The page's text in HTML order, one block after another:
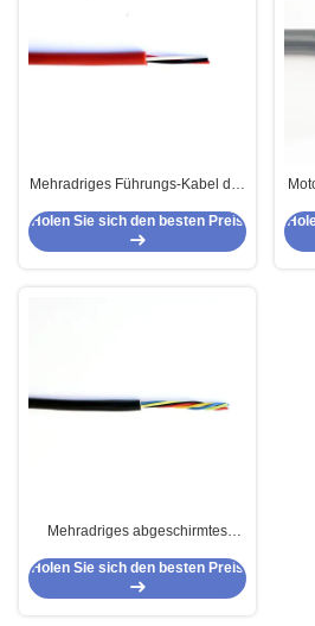
Mehradriges Führungs-Kabel des
Geräte
Holen Sie sich den besten Preis
Mehradriges abgeschirmtes
hohen Temperatur
Holen Sie sich den besten Preis